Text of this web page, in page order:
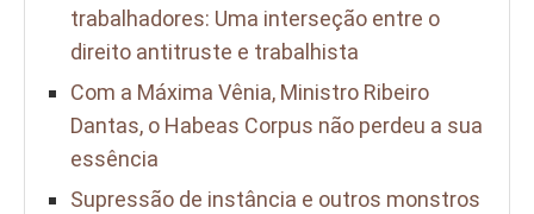
trabalhadores: Uma interseção entre o
direito antitruste e trabalhista
Com a Máxima Vênia, Ministro Ribeiro
Dantas, o Habeas Corpus não perdeu a sua
essência
Supressão de instância e outros monstros